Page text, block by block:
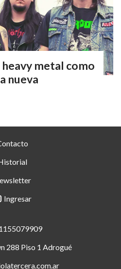
metal como
nueva
Ingresar
288 Piso 1 Adrogué